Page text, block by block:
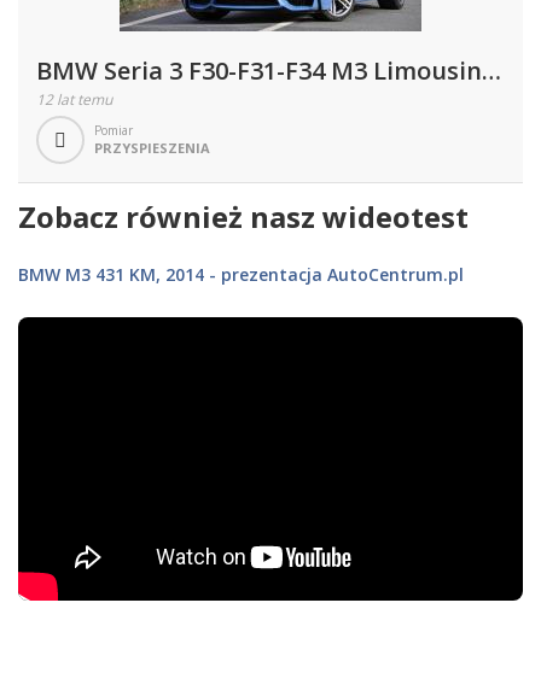
BMW Seria 3 F30-F31-F34 M3 Limousine
3.0 M3 431KM 317kW 2014-2015
12 lat temu
Pomiar
PRZYSPIESZENIA
Zobacz również nasz wideotest
BMW M3 431 KM, 2014 - prezentacja AutoCentrum.pl